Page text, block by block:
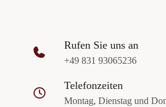
Rufen Sie uns an
+49 831 93065236
Telefonzeiten
Montag, Dienstag und